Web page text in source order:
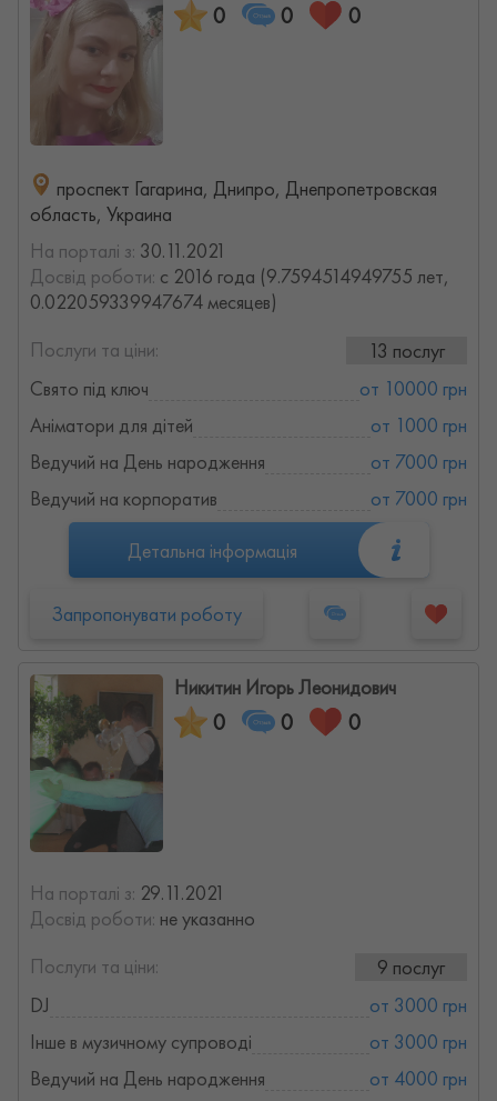
0 0 0
проспект Гагарина, Днипро, Днепропетровская
область, Украина
На порталі з: 30.11.2021
Досвід роботи: с 2016 года (9.7594514949755 лет,
0.022059339947674 месяцев)
Послуги та ціни:
13 послуг
Свято під ключ
от 10000 грн
Аніматори для дітей
от 1000 грн
Ведучий на День народження
от 7000 грн
Ведучий на корпоратив
от 7000 грн
Детальна інформація
Запропонувати роботу
Никитин Игорь Леонидович
0 0 0
На порталі з: 29.11.2021
Досвід роботи: не указанно
Послуги та ціни:
9 послуг
DJ
от 3000 грн
Інше в музичному супроводі
от 3000 грн
Ведучий на День народження
от 4000 грн